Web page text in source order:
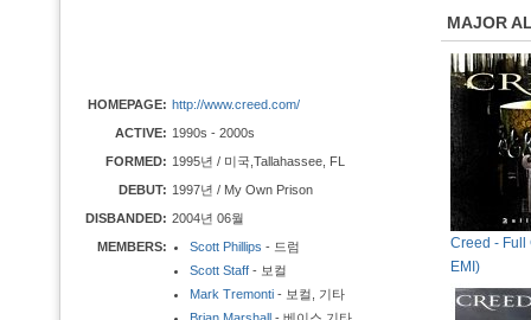
HOMEPAGE: http://www.creed.com/
ACTIVE: 1990s - 2000s
FORMED: 1995년 / 미국,Tallahassee, FL
DEBUT: 1997년 / My Own Prison
DISBANDED: 2004년 06월
MEMBERS:
Scott Phillips - 드럼
Scott Staff - 보컬
Mark Tremonti - 보컬, 기타
MAJOR
Creed - Full
EMI)